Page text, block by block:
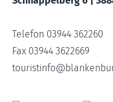
Telefon 03944 362260
Fax 03944 3622669
touristinfo@